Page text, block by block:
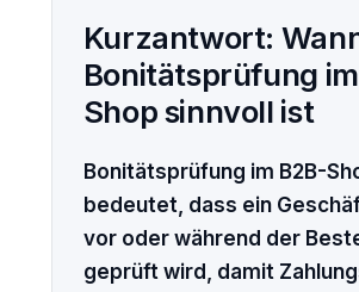
Kurzantwort:
Bonitätsprüfung
Shop sinnvoll ist
Bonitätsprüfung im B2B-
bedeutet, dass ein
vor oder während der
geprüft wird, damit